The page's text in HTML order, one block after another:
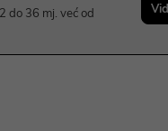
do 36 mj. već od